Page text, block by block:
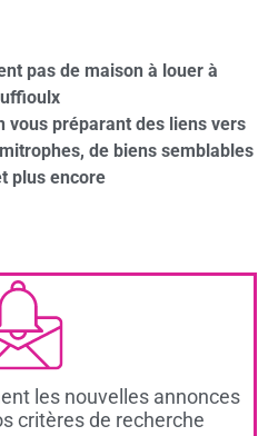
pas de maison à louer à
vous préparant des liens vers
de biens semblables
plus encore
les nouvelles annonces
critères de recherche